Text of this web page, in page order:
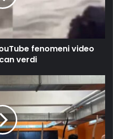
fenomeni video
verdi